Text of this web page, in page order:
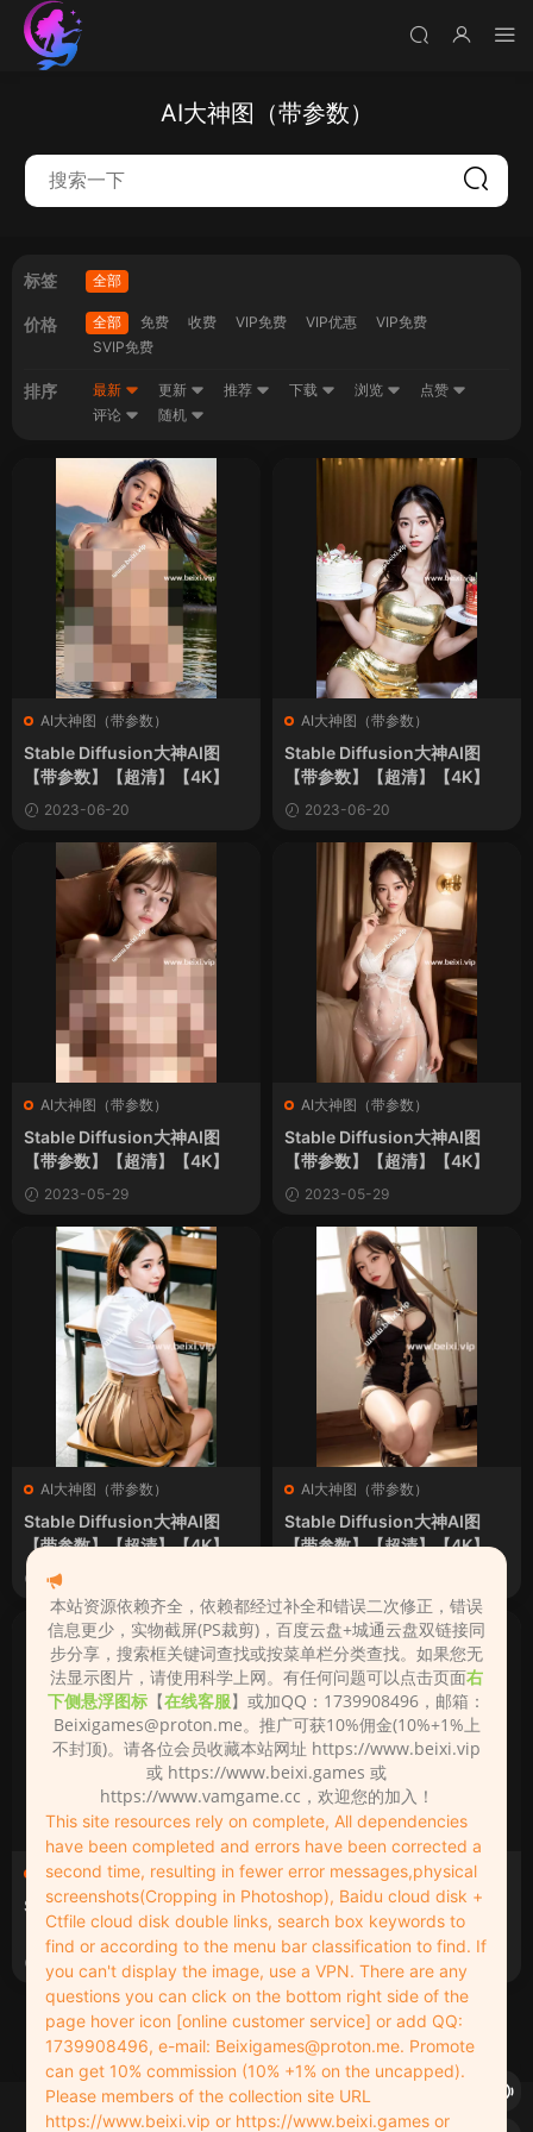
AI大神图（带参数）
标签 全部
价格 全部 免费 收费 VIP免费 VIP优惠
VIP免费
SVIP免费
排序 最新 更新 推荐 下载 浏览
点赞
评论
随机
AI大神图（带参数）
Stable Diffusion大神AI图
【带参数】【超清】【4K】
2023-06-20
AI大神图（带参数）
Stable Diffusion大神AI图
【带参数】【超清】【4K】
2023-06-20
AI大神图（带参数）
Stable Diffusion大神AI图
【带参数】【超清】【4K】
2023-05-29
AI大神图（带参数）
Stable Diffusion大神AI图
【带参数】【超清】【4K】
2023-05-29
AI大神图（带参数）
Stable Diffusion大神AI图
【带参数】【超清】【4K】
2023-05-23
AI大神图（带参数）
Stable Diffusion大神AI图
【带参数】【超清】【4K】
AI大神图（带参数）
Stable Diffusion大神AI图
【带参数】【超清】【4K】
2023-05-23
AI大神图（带参数）
Stable Diffusion大神AI图
【带参数】【超清】【4K】
2023-05-23
1 2 3 下一页
Copyleft © 2022-2026 beixi.vip - All Rights Freedom！
本站资源依赖齐全，依赖都经过补全和错误二次修正，错误
信息更少，实物截屏(PS裁剪)，百度云盘+城通云盘双链接同
步分享，搜索框关键词查找或按菜单栏分类查找。如果您无
法显示图片，请使用科学上网。有任何问题可以点击页面右
下侧悬浮图标 【在线客服】或加QQ：1739908496，邮箱：
Beixigames@proton.me。推广可获10%佣金(10%+1%上
不封顶)。请各位会员收藏本站网址 https://www.beixi.vip
或 https://www.beixi.games 或
https://www.vamgame.cc，欢迎您的加入！
This site resources rely on complete, All dependencies
have been completed and errors have been corrected a
second time, resulting in fewer error messages,physical
screenshots(Cropping in Photoshop), Baidu cloud disk +
Ctfile cloud disk double links, search box keywords to
find or according to the menu bar classification to find. If
you can't display the image, use a VPN. There are any
questions you can click on the bottom right side of the
page hover icon [online customer service] or add QQ:
1739908496, e-mail: Beixigames@proton.me. Promote
can get 10% commission (10% +1% on the uncapped).
Please members of the collection site URL
https://www.beixi.vip or https://www.beixi.games or